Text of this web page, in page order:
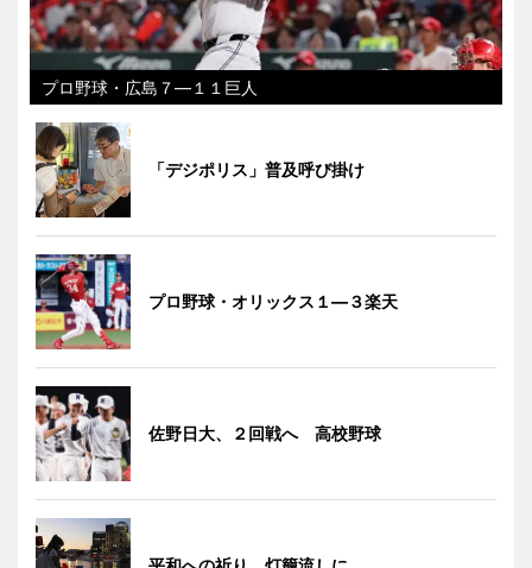
プロ野球・広島７―１１巨人
「デジポリス」普及呼び掛け
プロ野球・オリックス１―３楽天
佐野日大、２回戦へ 高校野球